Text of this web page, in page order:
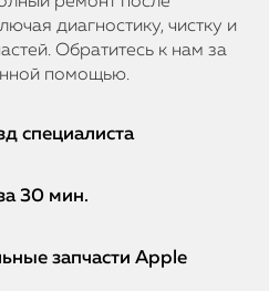
диагностику, чистку и
Обратитесь к нам за
помощью.
специалиста
30 мин.
запчасти Apple